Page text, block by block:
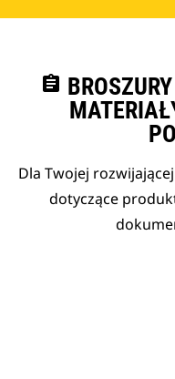
assignment
Dla Twojej
dotyczące